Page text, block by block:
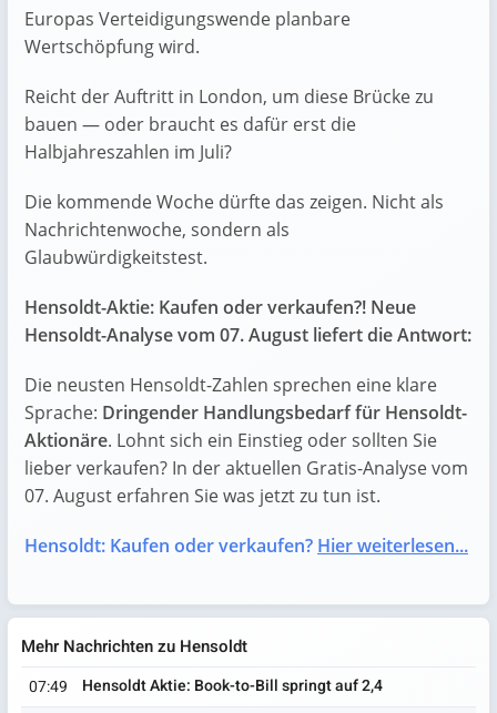
Europas Verteidigungswende planbare
Wertschöpfung wird.
Reicht der Auftritt in London, um diese Brücke zu
bauen — oder braucht es dafür erst die
Halbjahreszahlen im Juli?
Die kommende Woche dürfte das zeigen. Nicht als
Nachrichtenwoche, sondern als
Glaubwürdigkeitstest.
Hensoldt-Aktie: Kaufen oder verkaufen?! Neue
Hensoldt-Analyse vom 07. August liefert die Antwort:
Die neusten Hensoldt-Zahlen sprechen eine klare
Sprache: Dringender Handlungsbedarf für Hensoldt-
Aktionäre. Lohnt sich ein Einstieg oder sollten Sie
lieber verkaufen? In der aktuellen Gratis-Analyse vom
07. August erfahren Sie was jetzt zu tun ist.
Hensoldt: Kaufen oder verkaufen? Hier weiterlesen...
Mehr Nachrichten zu Hensoldt
07:49
Hensoldt Aktie: Book-to-Bill springt auf 2,4